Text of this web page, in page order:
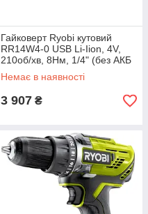
Гайковерт Ryobi кутовий
RR14W4-0 USB Li-Iion, 4V,
210об/хв, 8Нм, 1/4" (без АКБ
та ЗП) (5133006311)
Немає в наявності
3 907 ₴